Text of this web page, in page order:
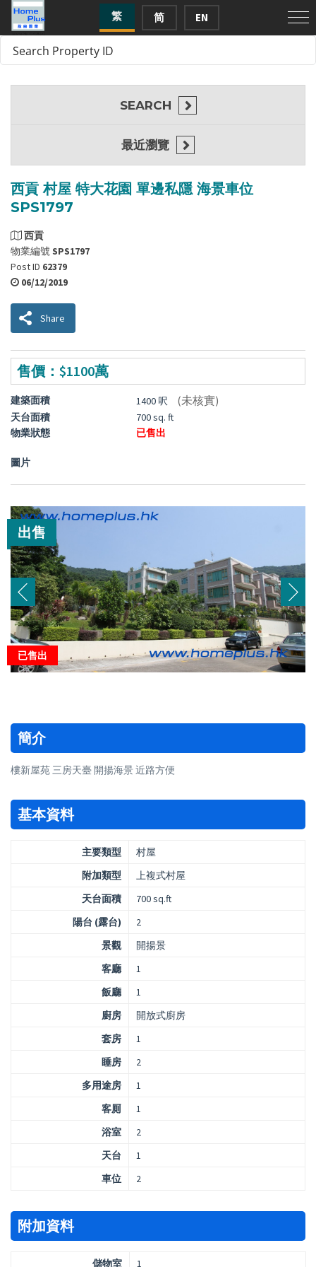
繁 简 EN
西貢 村屋 特大花園 單邊私隱 海景車位
SPS1797
西貢
物業編號SPS1797
Post ID 62379
06/12/2019
Share
售價：$1100萬
建築面積 1400 呎 (未核實)
天台面積
700 sq. ft
物業狀態
已售出
圖片
出售
已售出
簡介
樓新屋苑 三房天臺 開揚海景 近路方便
基本資料
主要類型
村屋
附加類型
上複式村屋
天台面積
700 sq.ft
陽台 (露台)
2
景觀
開揚景
客廳
1
飯廳
1
廚房
開放式廚房
套房
1
睡房
2
多用途房
1
客厠
1
浴室
2
天台
1
車位
2
附加資料
儲物室 1
SEARCH
最近瀏覽